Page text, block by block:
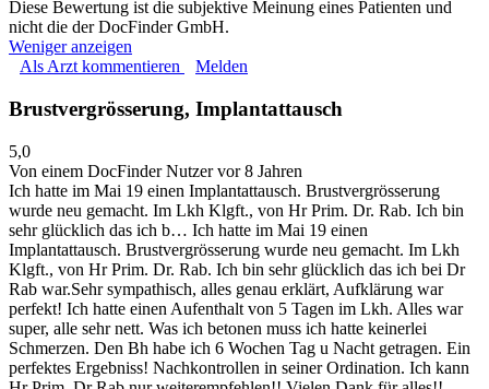
Diese Bewertung ist die subjektive Meinung eines Patienten und
nicht die der DocFinder GmbH.
Weniger anzeigen
Als Arzt kommentieren
Melden
Brustvergrösserung, Implantattausch
5,0
Von einem DocFinder Nutzervor 8 Jahren
Ich hatte im Mai 19 einen Implantattausch. Brustvergrösserung
wurde neu gemacht. Im Lkh Klgft., von Hr Prim. Dr. Rab. Ich bin
sehr glücklich das ich b… Ich hatte im Mai 19 einen
Implantattausch. Brustvergrösserung wurde neu gemacht. Im Lkh
Klgft., von Hr Prim. Dr. Rab. Ich bin sehr glücklich das ich bei Dr
Rab war.Sehr sympathisch, alles genau erklärt, Aufklärung war
perfekt! Ich hatte einen Aufenthalt von 5 Tagen im Lkh. Alles war
super, alle sehr nett. Was ich betonen muss ich hatte keinerlei
Schmerzen. Den Bh habe ich 6 Wochen Tag u Nacht getragen. Ein
perfektes Ergebniss! Nachkontrollen in seiner Ordination. Ich kann